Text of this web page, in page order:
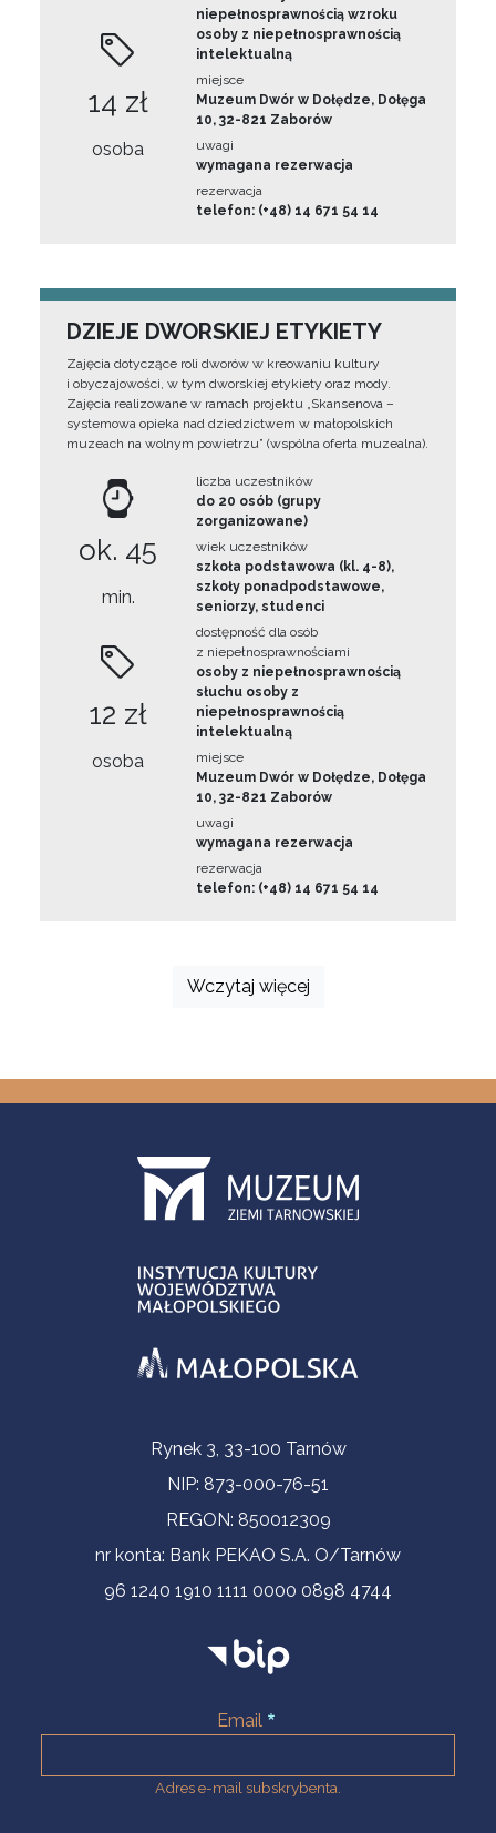
14 zł
osoba
niepełnosprawnością wzroku
osoby z niepełnosprawnością
intelektualną
miejsce
Muzeum Dwór w Dołędze, Dołęga
10, 32-821 Zaborów
uwagi
wymagana rezerwacja
rezerwacja
telefon: (+48) 14 671 54 14
DZIEJE DWORSKIEJ ETYKIETY
Zajęcia dotyczące roli dworów w kreowaniu kultury
i obyczajowości, w tym dworskiej etykiety oraz mody.
Zajęcia realizowane w ramach projektu „Skansenova –
systemowa opieka nad dziedzictwem w małopolskich
muzeach na wolnym powietrzu” (wspólna oferta muzealna).
ok. 45
min.
12 zł
osoba
liczba uczestników
do 20 osób (grupy
zorganizowane)
wiek uczestników
szkoła podstawowa (kl. 4-8),
szkoły ponadpodstawowe,
seniorzy, studenci
dostępność dla osób
z niepełnosprawnościami
osoby z niepełnosprawnością
słuchu osoby z
niepełnosprawnością
intelektualną
miejsce
Muzeum Dwór w Dołędze, Dołęga
10, 32-821 Zaborów
uwagi
wymagana rezerwacja
rezerwacja
telefon: (+48) 14 671 54 14
Wczytaj więcej
Informacje kontaktoweRynek 3, 33-100 Tarnów
NIP: 873-000-76-51
REGON: 850012309
nr konta: Bank PEKAO S.A. O/Tarnów
96 1240 1910 1111 0000 0898 4744
Email
Adres e-mail subskrybenta.